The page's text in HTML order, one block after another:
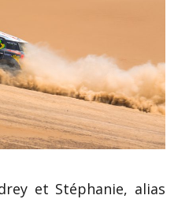
et Stéphanie, alias